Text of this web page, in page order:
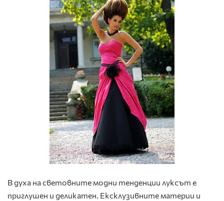
В духа на световните модни тенденции луксът е
приглушен и деликатен. Ексклузивните материи и